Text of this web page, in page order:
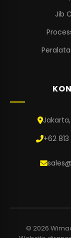
Jib
+62
© 2026